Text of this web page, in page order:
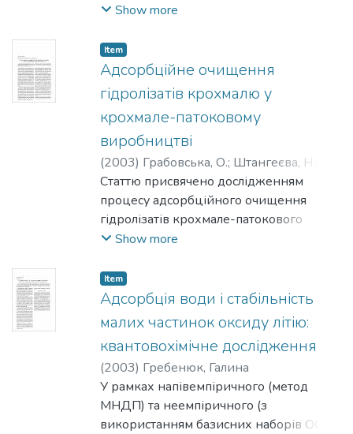
proposed. The role of the tightening
of nanotube synthesis has been analyzed.
The catalyst atom is coordinated on the
graphite surface and at high temperature
starts cutting and sewing graphite lattice
that results in nanotube formation.
Fullerenes are forming through cutting caps
with a part of nanotube. Atomization of
graphite is not an obligatory step. The facts
proving the mechanism described have
been systematized and generalized.
Show more
Item
Адсорбційне очищення
гідролізатів крохмалю у
крохмале-патоковому
виробництві
(2003) Грабовська, О.; Штангеєва, Н.
Українець, А.
Статтю присвячено дослідженням
процесу адсорбційного очищення
гідролізатів крохмале-патокового
виробництва від барвних речовин.
різних марок активного вугілля у
крохмале-патоковій галузі та впливу
дозування вугілля на технологічні
показники напівпродуктів
виробництва різного ступеня
очищення.
Show more
Item
Адсорбція води і стабільність
малих частинок оксиду літію:
квантовохімічне дослідження
(2003) Гребенюк, Галина
У рамках напівемпіричного (метод
МНДП) та неемпіричного (з
використанням базисних наборів ОСТ-